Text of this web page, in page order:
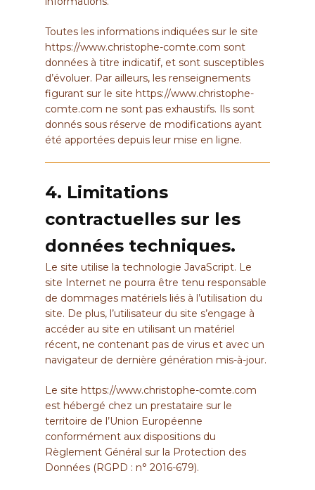
Toutes les informations indiquées sur le site
https://www.christophe-comte.com sont
données à titre indicatif, et sont susceptibles
d’évoluer. Par ailleurs, les renseignements
figurant sur le site https://www.christophe-
comte.com ne sont pas exhaustifs. Ils sont
donnés sous réserve de modifications ayant
été apportées depuis leur mise en ligne.
4. Limitations
contractuelles sur les
données techniques.
Le site utilise la technologie JavaScript. Le
site Internet ne pourra être tenu responsable
de dommages matériels liés à l’utilisation du
site. De plus, l’utilisateur du site s’engage à
accéder au site en utilisant un matériel
récent, ne contenant pas de virus et avec un
navigateur de dernière génération mis-à-jour.
Le site https://www.christophe-comte.com
est hébergé chez un prestataire sur le
territoire de l’Union Européenne
conformément aux dispositions du
Règlement Général sur la Protection des
Données (RGPD : n° 2016-679).